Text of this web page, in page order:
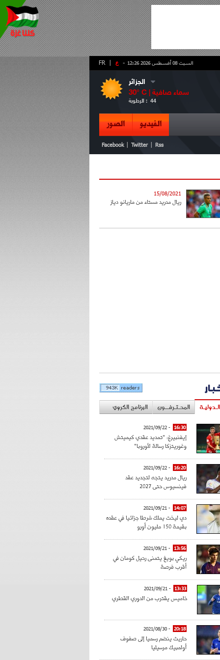
- ع FR السبت 08 أغسطس 2026 12:26
الجزائر
30° C | سماء صافية
الرطوبة : 44
الفيديو الصور
Facebook Twitter Rss
15/08/2021
ريال مدريد مستاء من ماريانو دياز
المحـتـرفــون البرنامج الكروي
16:30
- 2021/09/22
إيفنبيرغ: "تمديد عقدي كيميتش
وغوريتزكا رسالة لأوروبا"
16:20
- 2021/09/22
ريال مدريد يتجه لتجديد عقد
فينسيوس حتى 2027
14:07
- 2021/09/21
دي ليخت يملك شرطا جزائيا في عقده
بقيمة 150 مليون أورو
13:56
- 2021/09/21
ريكي بويغ يتمنى رحيل كومان في
أقرب فرصة
13:33
- 2021/09/21
خاميس يقترب من الدوري القطري
20:18
- 2021/08/30
حاريث ينضم رسميا إلى صفوف
أولمبيك مرسيليا